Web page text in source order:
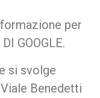
per
GOOGLE.
si svolge
Benedetti